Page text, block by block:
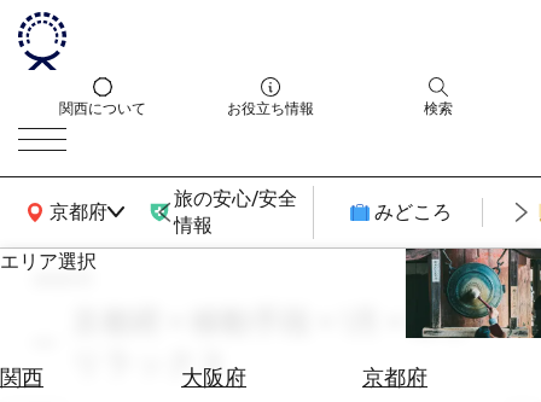
関西について お役立ち情報 検索
京都府
関西広域MAP
旅の安心/安全
情報
みどころ
エリア選択
関西 大阪府
京都府
エ
search
京都府 × 移動手段 × 1月 × 癒し・
リラックス